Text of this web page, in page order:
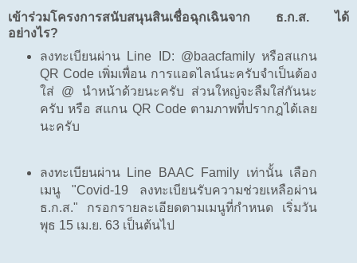
เข้าร่วมโครงการสนับสนุนสินเชื่อฉุกเฉินจาก ธ.ก.ส. ได้
อย่างไร?
ลงทะเบียนผ่าน Line ID: @baacfamily หรือสแกน
QR Code เพิ่มเพื่อน การแอดไลน์นะครับจำเป็นต้อง
ใส่ @ นำหน้าด้วยนะครับ ส่วนใหญ่จะลืมใส่กันนะ
ครับ หรือ สแกน QR Code ตามภาพที่ปรากฎได้เลย
นะครับ
ลงทะเบียนผ่าน Line BAAC Family เท่านั้น เลือก
เมนู "Covid-19 ลงทะเบียนรับความช่วยเหลือผ่าน
ธ.ก.ส." กรอกรายละเอียดตามเมนูที่กำหนด เริ่มวัน
พุธ 15 เม.ย. 63 เป็นต้นไป